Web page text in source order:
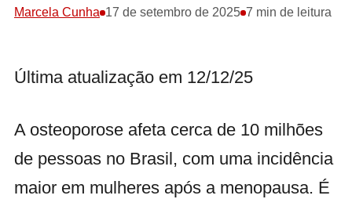
Marcela Cunha 17 de setembro de 2025 7 min de leitura
Última atualização em 12/12/25
A osteoporose afeta cerca de 10 milhões
de pessoas no Brasil, com uma incidência
maior em mulheres após a menopausa. É